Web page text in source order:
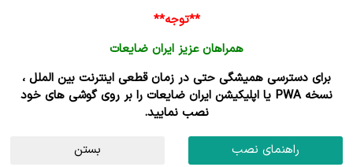
قیمت روز خریداران فروشندگان
نتایج جستجوی قیمت
**توجه**
همراهان عزیز ایران ضایعات
برای دسترسی همیشگی حتی در زمان قطعی اینترنت بین الملل ،
نسخه PWA یا اپلیکیشن ایران ضایعات را بر روی گوشی های خود
نصب نمایید.
راهنمای نصب بستن